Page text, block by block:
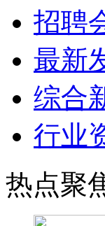
招聘
最新
综合
行业
热点聚